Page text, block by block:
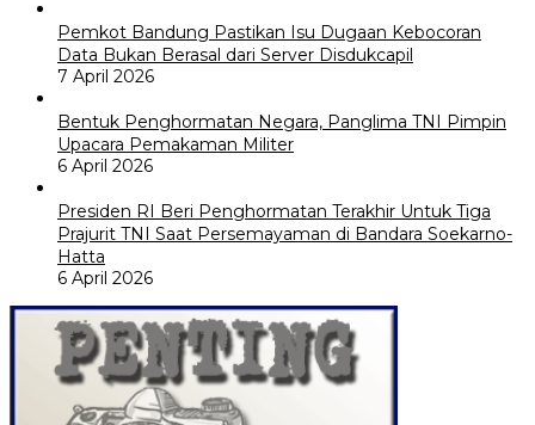
Pemkot Bandung Pastikan Isu Dugaan Kebocoran
Data Bukan Berasal dari Server Disdukcapil
7 April 2026
Bentuk Penghormatan Negara, Panglima TNI Pimpin
Upacara Pemakaman Militer
6 April 2026
Presiden RI Beri Penghormatan Terakhir Untuk Tiga
Prajurit TNI Saat Persemayaman di Bandara Soekarno-
Hatta
6 April 2026